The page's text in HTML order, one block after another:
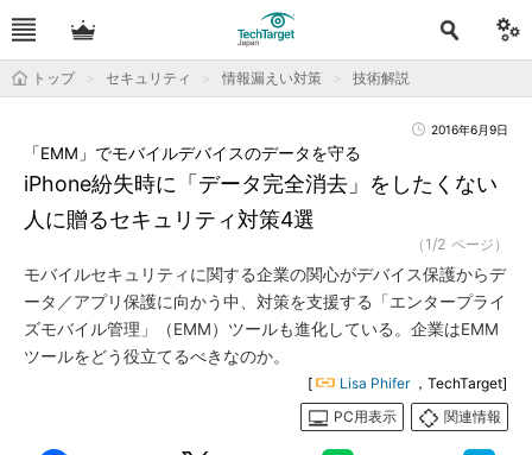
トップ セキュリティ 情報漏えい対策 技術解説
2016年6月9日
iPhone紛失時に「データ完全消去」をしたくない
人に贈るセキュリティ対策4選
「EMM」でモバイルデバイスのデータを守る
（1/2 ページ）
モバイルセキュリティに関する企業の関心がデバイス保護からデ
ータ／アプリ保護に向かう中、対策を支援する「エンタープライ
ズモバイル管理」（EMM）ツールも進化している。企業はEMM
ツールをどう役立てるべきなのか。
[ Lisa Phifer ，TechTarget]
PC用表示
関連情報